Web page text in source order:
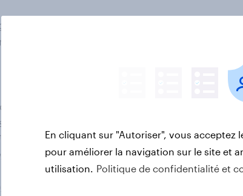
d’un score de significativité. Ce score est
où il est supérieur à 2.5 ou inférieur à -2.5
Accor Hotels
marques de l’univers [Voyage], lesquelles
présentées ci-dessous ? (%)
Ibis, Mercure, Novotel
En cliquant sur "Autoriser", vous acceptez
pour améliorer la navigation sur le site et
utilisation. Politique de confidentialité et